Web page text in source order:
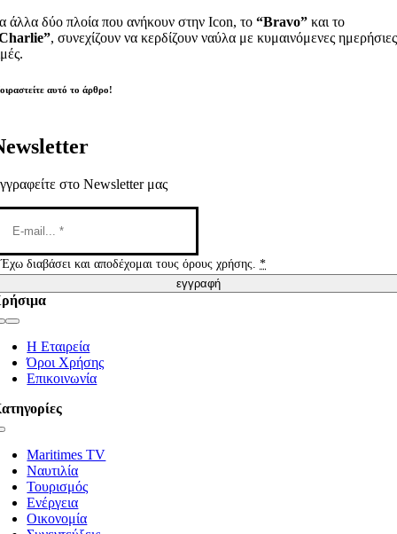
άλλα δύο πλοία που ανήκουν στην Icon, το “Bravo” και το
, συνεχίζουν να κερδίζουν ναύλα με κυμαινόμενες ημερήσιες
αυτό το άρθρο!
στο Newsletter μας
Έχω διαβάσει και αποδέχομαι τους όρους χρήσης.*
εγγραφή
Η Εταιρεία
Όροι Χρήσης
Επικοινωνία
Maritimes TV
Ναυτιλία
Τουρισμός
Ενέργεια
Οικονομία